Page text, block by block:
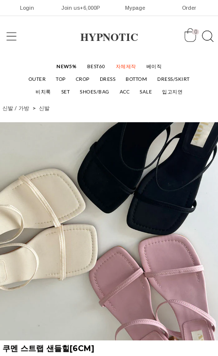
Login Join us+6,000P Mypage Order
HYPNOTIC 0
NEW5% BEST60 자체제작 베이직
OUTER TOP CROP DRESS BOTTOM DRESS/SKIRT
비치룩 SET SHOES/BAG ACC SALE 입고지연
신발 / 가방 신발
쿠멘 스트랩 샌들힐[6CM]